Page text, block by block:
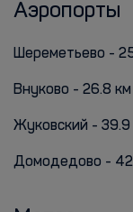
Аэропорты
Шереметьево -
Внуково - 26.8 км
Жуковский - 39.9
Домодедово -